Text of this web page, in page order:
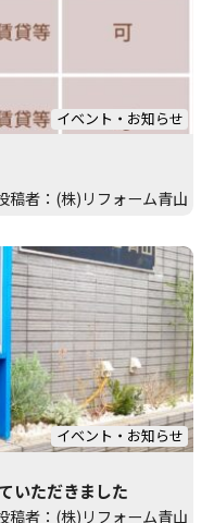
イベント・お知らせ
稿者：(株)リフォーム青山
イベント・お知らせ
いただきました
稿者：(株)リフォーム青山